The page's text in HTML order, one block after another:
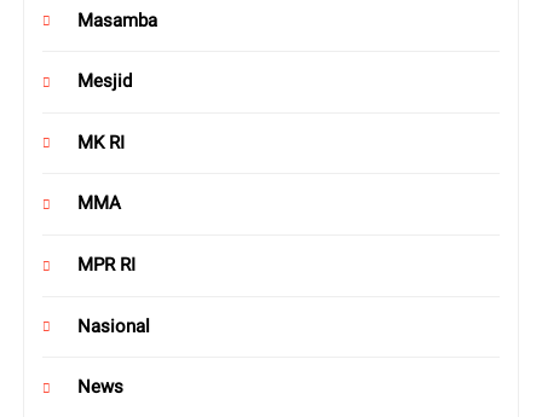
Masamba
Mesjid
MK RI
MMA
MPR RI
Nasional
News